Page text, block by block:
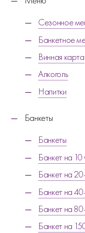
Сезонное
Банкетное
Винная карта
Алкоголь
Напитки
Банкеты
Банкеты
Банкет на 10
Банкет на
Банкет на
Банкет на
Банкет на